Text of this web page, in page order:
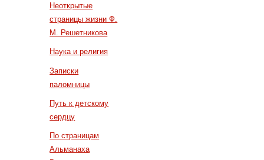
Неоткрытые
страницы жизни Ф.
М. Решетникова
Наука и религия
Записки
паломницы
Путь к детскому
сердцу
По страницам
Альманаха